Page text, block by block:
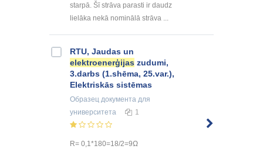
starpā. Šī strāva parasti ir daudz
lielāka nekā nominālā strāva ...
RTU, Jaudas un
elektroenerģijas zudumi,
3.darbs (1.shēma, 25.var.),
Elektriskās sistēmas
Образец документа для
университета
1
R= 0,1*180=18/2=9Ω